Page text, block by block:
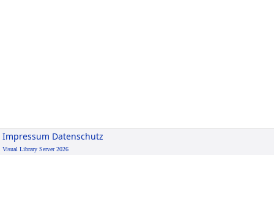
Impressum Datenschutz
Visual Library Server 2026